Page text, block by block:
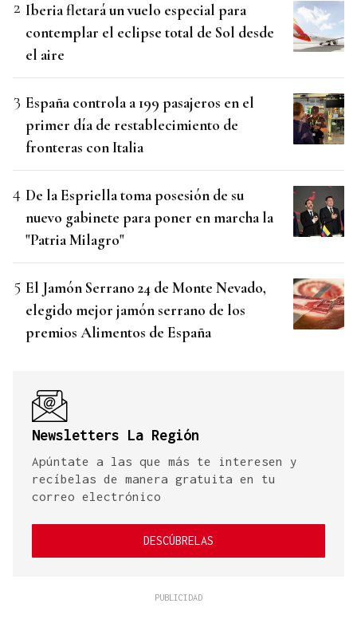
Iberia fletará un vuelo especial para
contemplar el eclipse total de Sol desde
el aire
España controla a 199 pasajeros en el
primer día de restablecimiento de
fronteras con Italia
De la Espriella toma posesión de su
nuevo gabinete para poner en marcha la
"Patria Milagro"
El Jamón Serrano 24 de Monte Nevado,
elegido mejor jamón serrano de los
premios Alimentos de España
Newsletters La Región
Apúntate a las que más te interesen y
recíbelas de manera gratuita en tu
correo electrónico
DESCÚBRELAS